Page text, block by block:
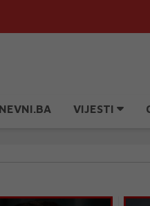
VIJESTI